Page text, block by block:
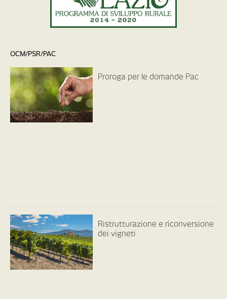
OCM/PSR/PAC
Proroga per le domande Pac
Ristrutturazione e riconversione
dei vigneti